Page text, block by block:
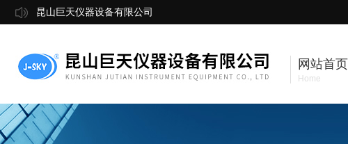
昆山巨天仪器设备有限公司
网站首页
Home